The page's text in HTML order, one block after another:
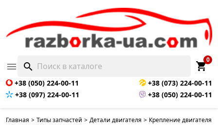
 search shopping_cart
0
+38 (050) 224-00-11
+38 (073) 224-00-11
+38 (097) 224-00-11
+38 (050) 224-00-11
Главная > Типы запчастей > Детали двигателя > Крепление двигателя